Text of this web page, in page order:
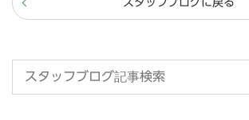
スタッフブログに戻る